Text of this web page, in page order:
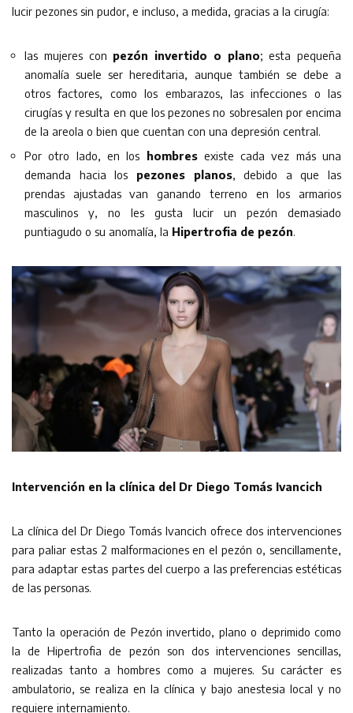
lucir pezones sin pudor, e incluso, a medida, gracias a la cirugía:
las mujeres con pezón invertido o plano; esta pequeña
anomalía suele ser hereditaria, aunque también se debe a
otros factores, como los embarazos, las infecciones o las
cirugías y resulta en que los pezones no sobresalen por encima
de la areola o bien que cuentan con una depresión central.
Por otro lado, en los hombres existe cada vez más una
demanda hacia los pezones planos, debido a que las
prendas ajustadas van ganando terreno en los armarios
masculinos y, no les gusta lucir un pezón demasiado
puntiagudo o su anomalía, la Hipertrofia de pezón.
Intervención en la clínica del Dr Diego Tomás Ivancich
La clínica del Dr Diego Tomás Ivancich ofrece dos intervenciones
para paliar estas 2 malformaciones en el pezón o, sencillamente,
para adaptar estas partes del cuerpo a las preferencias estéticas
de las personas.
Tanto la operación de Pezón invertido, plano o deprimido como
la de Hipertrofia de pezón son dos intervenciones sencillas,
realizadas tanto a hombres como a mujeres. Su carácter es
ambulatorio, se realiza en la clínica y bajo anestesia local y no
requiere internamiento.